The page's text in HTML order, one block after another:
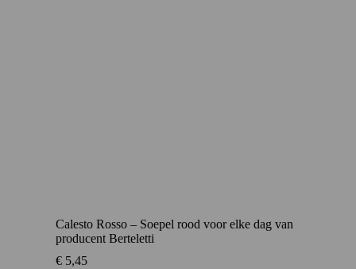
Calesto Rosso – Soepel rood voor elke dag van
producent Berteletti
€ 5,45